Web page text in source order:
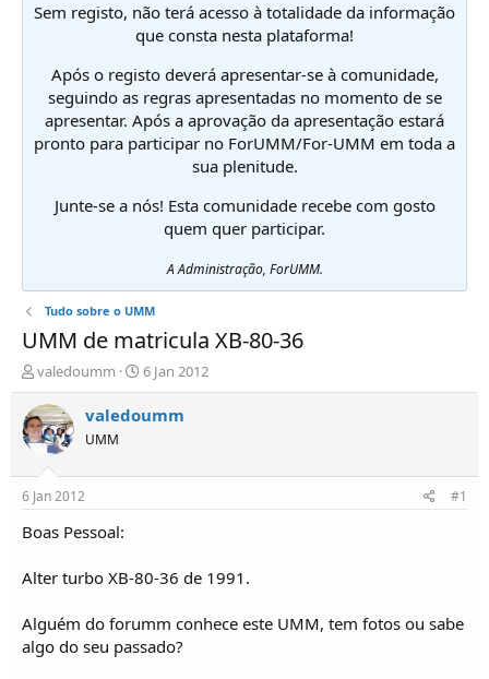
Sem registo, não terá acesso à totalidade da informação
que consta nesta plataforma!
Após o registo deverá apresentar-se à comunidade,
seguindo as regras apresentadas no momento de se
apresentar. Após a aprovação da apresentação estará
pronto para participar no ForUMM/For-UMM em toda a
sua plenitude.
Junte-se a nós! Esta comunidade recebe com gosto
quem quer participar.
A Administração, ForUMM.
Tudo sobre o UMM
UMM de matricula XB-80-36
I
n
i
c
i
o
r
T
p
i
valedoumm
D
a
t
o
6 Jan 2012
valedoumm
UMM
6 Jan 2012 #1
Boas Pessoal:
Alter turbo XB-80-36 de 1991.
Alguém do forumm conhece este UMM, tem fotos ou sabe
algo do seu passado?